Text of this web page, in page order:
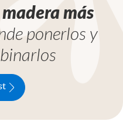
más
ponerlos y